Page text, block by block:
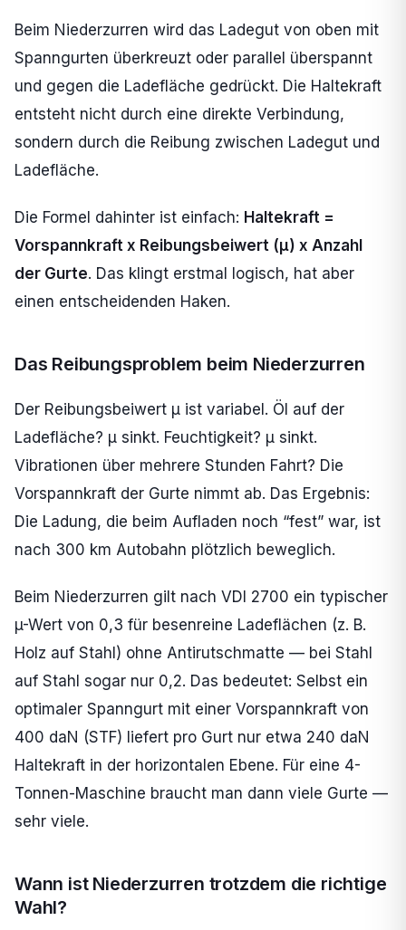
Beim Niederzurren wird das Ladegut von oben mit
Spanngurten überkreuzt oder parallel überspannt
und gegen die Ladefläche gedrückt. Die Haltekraft
entsteht nicht durch eine direkte Verbindung,
sondern durch die Reibung zwischen Ladegut und
Ladefläche.
Die Formel dahinter ist einfach: Haltekraft =
Vorspannkraft x Reibungsbeiwert (µ) x Anzahl
der Gurte. Das klingt erstmal logisch, hat aber
einen entscheidenden Haken.
Das Reibungsproblem beim Niederzurren
Der Reibungsbeiwert µ ist variabel. Öl auf der
Ladefläche? µ sinkt. Feuchtigkeit? µ sinkt.
Vibrationen über mehrere Stunden Fahrt? Die
Vorspannkraft der Gurte nimmt ab. Das Ergebnis:
Die Ladung, die beim Aufladen noch “fest” war, ist
nach 300 km Autobahn plötzlich beweglich.
Beim Niederzurren gilt nach VDI 2700 ein typischer
µ-Wert von 0,3 für besenreine Ladeflächen (z. B.
Holz auf Stahl) ohne Antirutschmatte — bei Stahl
auf Stahl sogar nur 0,2. Das bedeutet: Selbst ein
optimaler Spanngurt mit einer Vorspannkraft von
400 daN (STF) liefert pro Gurt nur etwa 240 daN
Haltekraft in der horizontalen Ebene. Für eine 4-
Tonnen-Maschine braucht man dann viele Gurte —
sehr viele.
Wann ist Niederzurren trotzdem die richtige
Wahl?